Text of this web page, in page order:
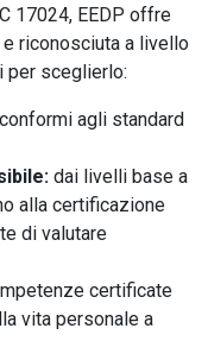
17024, EEDP offre
riconosciuta a livello
per sceglierlo:
agli standard
dai livelli base a
alla certificazione
di valutare
certificate
vita personale a